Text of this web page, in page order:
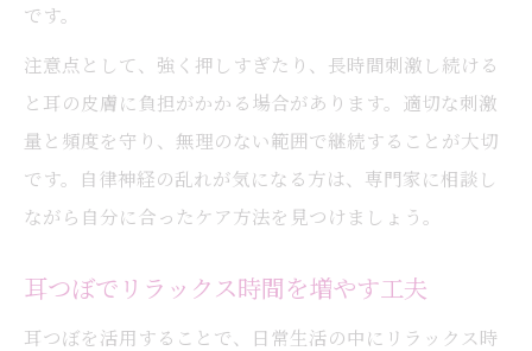
です。
注意点として、強く押しすぎたり、長時間刺激し続ける
と耳の皮膚に負担がかかる場合があります。適切な刺激
量と頻度を守り、無理のない範囲で継続することが大切
です。自律神経の乱れが気になる方は、専門家に相談し
ながら自分に合ったケア方法を見つけましょう。
耳つぼでリラックス時間を増やす工夫
耳つぼを活用することで、日常生活の中にリラックス時